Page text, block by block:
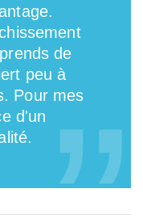
de
peu à
Pour mes
d'un